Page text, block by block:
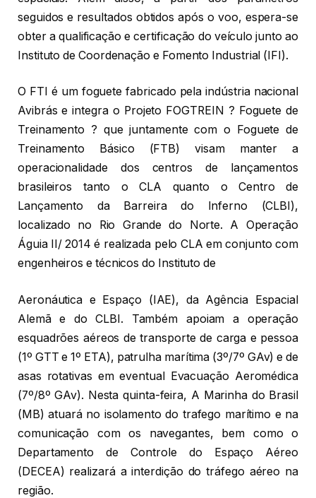
seguidos e resultados obtidos após o voo, espera-se
obter a qualificação e certificação do veículo junto ao
Instituto de Coordenação e Fomento Industrial (IFI).
O FTI é um foguete fabricado pela indústria nacional
Avibrás e integra o Projeto FOGTREIN ? Foguete de
Treinamento ? que juntamente com o Foguete de
Treinamento Básico (FTB) visam manter a
operacionalidade dos centros de lançamentos
brasileiros tanto o CLA quanto o Centro de
Lançamento da Barreira do Inferno (CLBI),
localizado no Rio Grande do Norte. A Operação
Águia II/ 2014 é realizada pelo CLA em conjunto com
engenheiros e técnicos do Instituto de
Aeronáutica e Espaço (IAE), da Agência Espacial
Alemã e do CLBI. Também apoiam a operação
esquadrões aéreos de transporte de carga e pessoa
(1º GTT e 1º ETA), patrulha marítima (3º/7º GAv) e de
asas rotativas em eventual Evacuação Aeromédica
(7º/8º GAv). Nesta quinta-feira, A Marinha do Brasil
(MB) atuará no isolamento do trafego marítimo e na
comunicação com os navegantes, bem como o
Departamento de Controle do Espaço Aéreo
(DECEA) realizará a interdição do tráfego aéreo na
região.